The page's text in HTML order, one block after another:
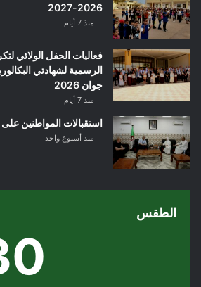
2026-2027
منذ 7 أيام
فعاليات الحفل الولائي
الرسمية لشهادتي
جوان 2026
منذ 7 أيام
استقبالات المواطنين
منذ أسبوع واحد
الطقس